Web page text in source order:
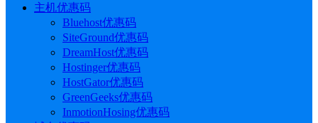
主机优惠码
Bluehost优惠码
SiteGround优惠码
DreamHost优惠码
Hostinger优惠码
HostGator优惠码
GreenGeeks优惠码
InmotionHosing优惠码